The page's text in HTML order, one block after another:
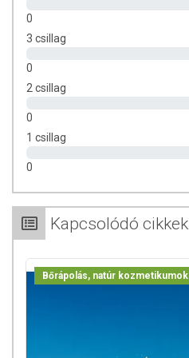
0
3 csillag
0
2 csillag
0
1 csillag
0
Kapcsolódó cikkek
Bőrápolás, natúr kozmetikumok